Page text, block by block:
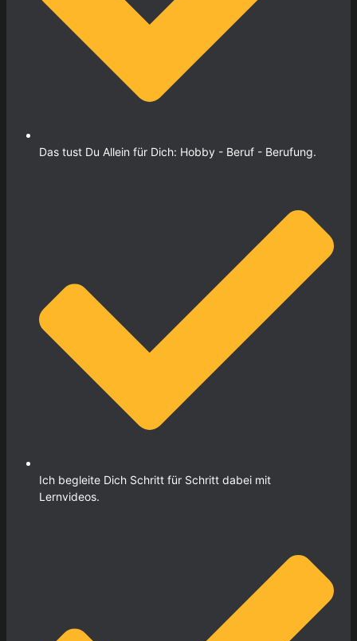
Das tust Du Allein für Dich: Hobby - Beruf - Berufung.
Ich begleite Dich Schritt für Schritt dabei mit
Lernvideos.